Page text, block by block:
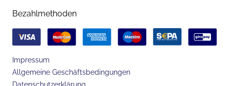
Bezahlmethoden
Impressum
Allgemeine Geschäftsbedingungen
Datenschutzerklärung